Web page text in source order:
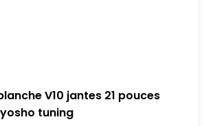
V10 jantes 21 pouces
tuning